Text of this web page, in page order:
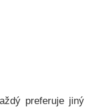
preferuje jiný